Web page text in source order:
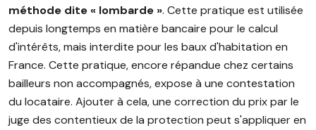
méthode dite « lombarde ». Cette pratique est utilisée
depuis longtemps en matière bancaire pour le calcul
d'intérêts, mais interdite pour les baux d'habitation en
France. Cette pratique, encore répandue chez certains
bailleurs non accompagnés, expose à une contestation
du locataire. Ajouter à cela, une correction du prix par le
juge des contentieux de la protection peut s'appliquer en